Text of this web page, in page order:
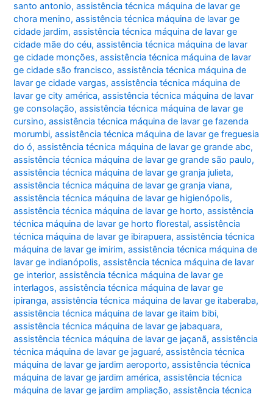
santo antonio,assistência técnica máquina de lavar ge
chora menino,assistência técnica máquina de lavar ge
cidade jardim,assistência técnica máquina de lavar ge
cidade mãe do céu,assistência técnica máquina de lavar
ge cidade monções,assistência técnica máquina de lavar
ge cidade são francisco,assistência técnica máquina de
lavar ge cidade vargas,assistência técnica máquina de
lavar ge city américa,assistência técnica máquina de lavar
ge consolação,assistência técnica máquina de lavar ge
cursino,assistência técnica máquina de lavar ge fazenda
morumbi,assistência técnica máquina de lavar ge freguesia
do ó,assistência técnica máquina de lavar ge grande abc,
assistência técnica máquina de lavar ge grande são paulo,
assistência técnica máquina de lavar ge granja julieta,
assistência técnica máquina de lavar ge granja viana,
assistência técnica máquina de lavar ge higienópolis,
assistência técnica máquina de lavar ge horto,assistência
técnica máquina de lavar ge horto florestal,assistência
técnica máquina de lavar ge ibirapuera,assistência técnica
máquina de lavar ge imirim,assistência técnica máquina de
lavar ge indianópolis,assistência técnica máquina de lavar
ge interior,assistência técnica máquina de lavar ge
interlagos,assistência técnica máquina de lavar ge
ipiranga,assistência técnica máquina de lavar ge itaberaba,
assistência técnica máquina de lavar ge itaim bibi,
assistência técnica máquina de lavar ge jabaquara,
assistência técnica máquina de lavar ge jaçanã,assistência
técnica máquina de lavar ge jaguaré,assistência técnica
máquina de lavar ge jardim aeroporto,assistência técnica
máquina de lavar ge jardim américa,assistência técnica
máquina de lavar ge jardim ampliação,assistência técnica